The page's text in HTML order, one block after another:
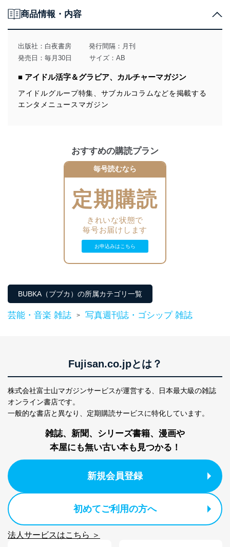
用目的を明確にし、本人の同意を得たうえで利用目的の
達成に必要な範囲内で適法かつ公正な手段によって取
得・利用・提供を行います。また、当社が保有している
個人情報は、同意を得ずに目的外利用、第三者への提
供・開示は行いません。当社においてはこれらの取り組
みを確実にするため、従業者等の教育を徹底してまいり
ます。また、目的外利用を行わないために、適切な管理
措置を講じます。
その他の規範を遵守します。また、当社の管理の仕組み
に、これらの法令及びその他の規範を常に適合させま
当社は、個人情報の正確性及び安全性を確保するため
施し、個人情報の漏えい、滅失またはき損の防止及び是
個人データを取り扱うことのできる機器及び当該
アクセス者の識別と認証
ーザーアカウント制御）により、個人情報データ
個人データを取り扱う機器等のオペレーティング
システムを最新の状態に保持しています。
ソフトウェア等を導入し、自動更新 機能等の活用
により、これを最新状態としています。
メール等により個人データの含まれるファイルを
送信する場合に、当該ファイルへのパスワードを
設定しています。
個人情報保護マネジメントシステムの継続的改善
善し、常に最良の状態を維持します。
商品情報・内容
出版社： 白夜書房
発行間隔：月刊
発売日：毎月30日
サイズ：AB
■ アイドル活字＆グラビア、カルチャーマガジン
アイドルグループ特集、サブカルコラムなどを掲載する
エンタメニュースマガジン
おすすめの購読プラン
毎号読むなら
定期購読
きれいな状態で
毎号お届けします
お申込みはこちら
BUBKA（ブブカ）の所属カテゴリ一覧
芸能・音楽 雑誌 > 写真週刊誌・ゴシップ 雑誌
Fujisan.co.jpとは？
株式会社富士山マガジンサービスが運営する、
日本最大級の雑誌
オンライン書店です。
一般的な書店と異なり、 定期購読サービスに特化しています。
雑誌、新聞、シリーズ書籍、漫画や
本屋にも無い古い本も見つかる！
新規会員登録
初めてご利用の方へ
法人サービスはこちら ＞